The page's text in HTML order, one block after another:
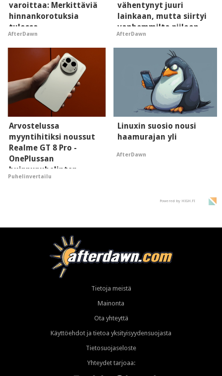
varoittaa: Merkittäviä
hinnankorotuksia
tulossa
AfterDawn
vähentynyt juuri
lainkaan, mutta siirtyi
vanhemmilta piiloon
AfterDawn
Arvostelussa
myyntihitiksi noussut
Realme GT 8 Pro -
OnePlussan
huippupuhelinten
"perillinen"
Puhelinvertailu
Linuxin suosio nousi
haamurajan yli
AfterDawn
Powered by HIGH.FI
Tietoja meistä
Mainonta
Ota yhteyttä
Käyttöehdot ja tietoa yksityisyydensuojasta
Tietosuojaseloste
Yhteydet tarjoaa: